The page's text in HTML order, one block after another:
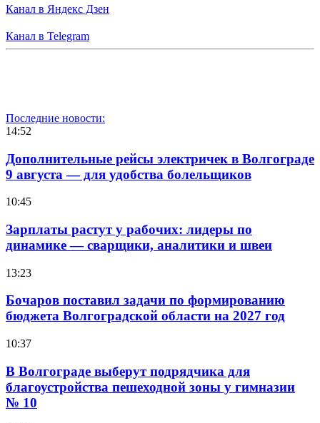
Канал в Яндекс Дзен
Канал в Telegram
Последние новости:
14:52
Дополнительные рейсы электричек в Волгограде
9 августа — для удобства болельщиков
10:45
Зарплаты растут у рабочих: лидеры по
динамике — сварщики, аналитики и швеи
13:23
Бочаров поставил задачи по формированию
бюджета Волгоградской области на 2027 год
10:37
В Волгограде выберут подрядчика для
благоустройства пешеходной зоны у гимназии
№ 10